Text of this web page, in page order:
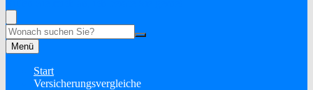
Suche
Menü
Start
Versicherungsvergleiche